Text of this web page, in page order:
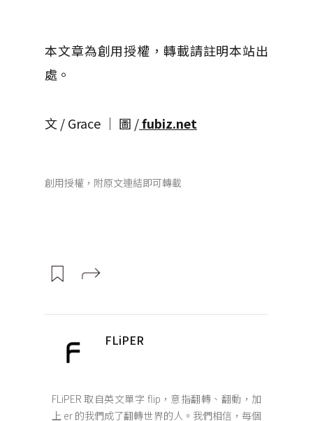
本文章為創用授權，轉載請註明本站出
處。
文 / Grace │ 圖 /fubiz.net
創用授權，附原文連結即可轉載
FLiPER
FLiPER 取自英文單字 flip，意指翻轉、翻動，加
上 er 的我們成了翻轉世界的人。我們相信，每個